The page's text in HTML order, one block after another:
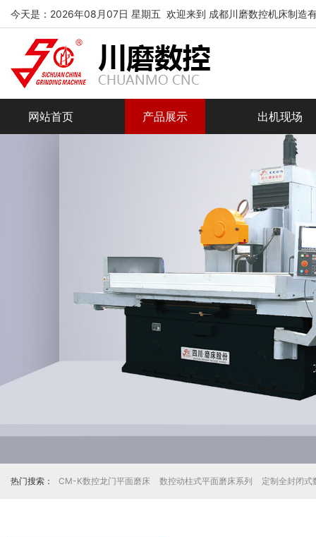
今天是：2026年08月07日 星期五 欢迎来到 成都川磨数控机床制造
网站首页 产品展示 出机现场
热门搜索： CM-K数控龙门平面磨床 数控动柱式平面磨床系列 定制全封闭式